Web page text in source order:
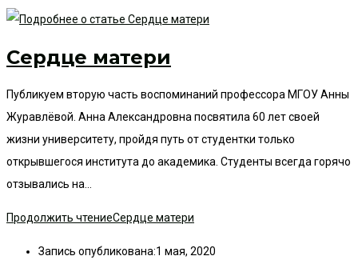
Сердце матери
Публикуем вторую часть воспоминаний профессора МГОУ Анны
Журавлёвой. Анна Александровна посвятила 60 лет своей
жизни университету, пройдя путь от студентки только
открывшегося института до академика. Студенты всегда горячо
отзывались на…
Продолжить чтениеСердце матери
Запись опубликована:1 мая, 2020